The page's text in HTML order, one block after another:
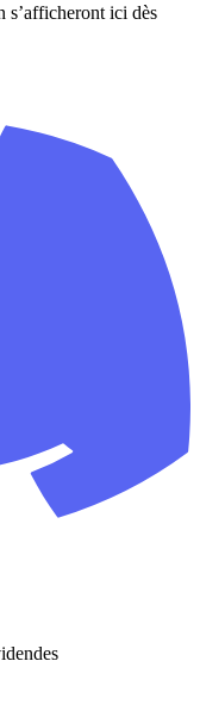
s’afficheront ici dès